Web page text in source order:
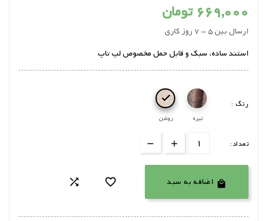
669,000 تومان
ارسال بین 5 - 7 روز کاری
استند ساده، سبک و قابل حمل مخصوص لپ تاپ
رنگ :
تیره روشن

تعداد:
 اضافه به سبد 
